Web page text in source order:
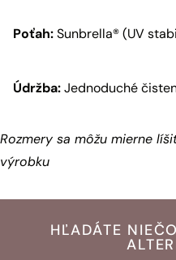
Poťah:Sunbrella® (UV
Údržba:Jednoduché
Rozmery sa môžu mierne
výrobku
HĽADÁTE